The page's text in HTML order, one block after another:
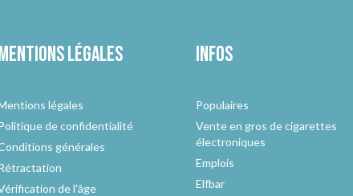
légales
légales
de confidentialité
générales
de l'âge
Infos
Populaires
Vente en gros de cigarettes
électroniques
Emplois
Elfbar